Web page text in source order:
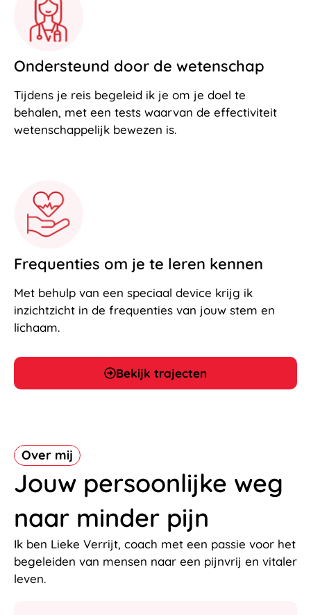
Ondersteund door de wetenschap
Tijdens je reis begeleid ik je om je doel te
behalen, met een tests waarvan de effectiviteit
wetenschappelijk bewezen is.
Frequenties om je te leren kennen
Met behulp van een speciaal device krijg ik
inzichtzicht in de frequenties van jouw stem en
lichaam.
Bekijk trajecten
Over mij
Jouw persoonlijke weg
naar minder pijn
Ik ben Lieke Verrijt, coach met een passie voor het
begeleiden van mensen naar een pijnvrij en vitaler
leven.